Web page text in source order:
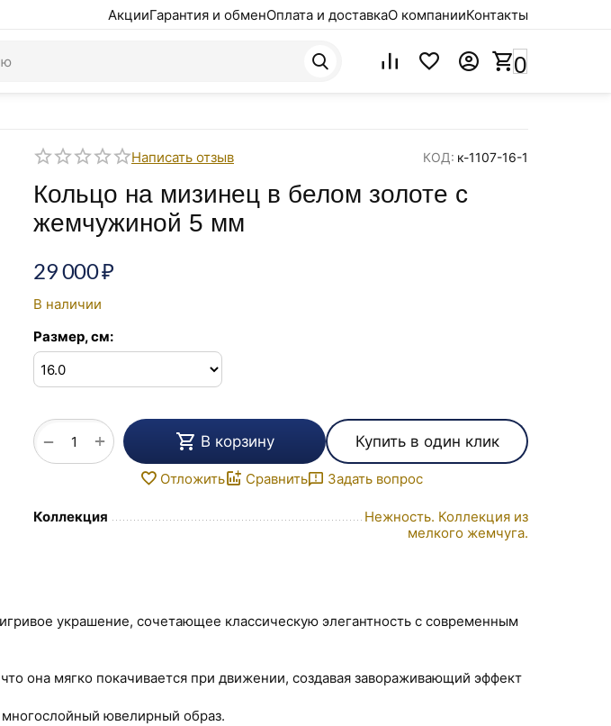
АкцииГарантия и обменОплата и доставкаО компанииКонтакты
0
Написать отзыв КОД: к-1107-16-1
Кольцо на мизинец в белом золоте с
жемчужиной 5 мм
29 000₽
В наличии
Размер, см:
+
− В корзину Купить в один клик
Отложить Сравнить Задать вопрос
Коллекция
Нежность. Коллекция из
мелкого жемчуга.
украшение, сочетающее классическую элегантность с современным
она мягко покачивается при движении, создавая завораживающий эффект
ювелирный образ.